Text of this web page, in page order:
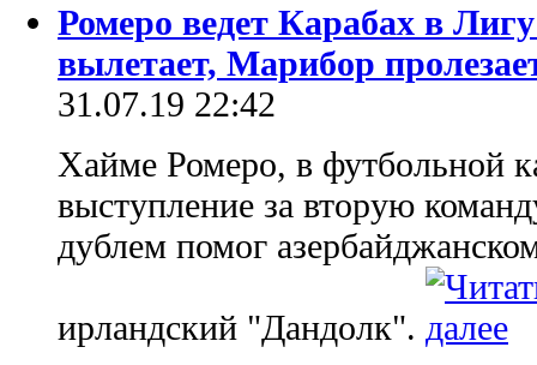
Ромеро ведет Карабах в
вылетает, Марибор
31.07.19 22:42
Хайме Ромеро, в футбольной
выступление за вторую
дублем помог
ирландский "Дандолк".